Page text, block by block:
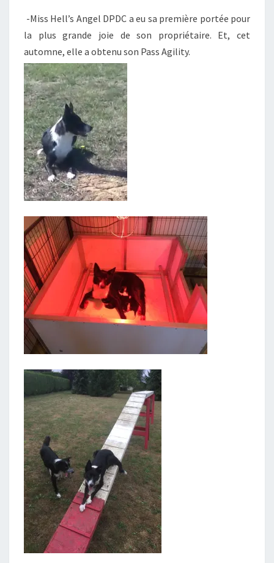
-Miss Hell’s Angel DPDC a eu sa première portée pour
la plus grande joie de son propriétaire. Et, cet
automne, elle a obtenu son Pass Agility.